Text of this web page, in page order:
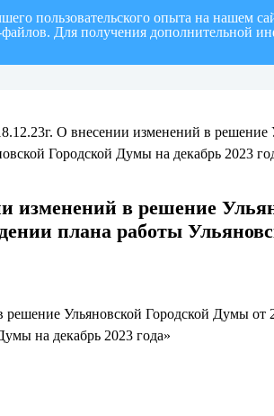
О внесении изменений в решение
Городской Думы на декабрь 2023
изменений в решение
плана работы
Ульяновской Городской Думы
на декабрь 2023 года»
пользовательского опыта на нашем
файлов. Для получения дополнительной